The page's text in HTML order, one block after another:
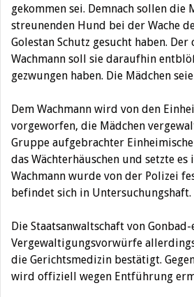
gekommen sei. Demnach sollen die
streunenden Hund bei der Wache
Golestan Schutz gesucht haben.
Wachmann soll sie daraufhin
gezwungen haben. Die Mädchen
Dem Wachmann wird von den
vorgeworfen, die Mädchen
Gruppe aufgebrachter
das Wächterhäuschen und setzte es
Wachmann wurde von der Polizei
befindet sich in Untersuchungshaft.
Die Staatsanwaltschaft von
Vergewaltigungsvorwürfe
die Gerichtsmedizin bestätigt.
wird offiziell wegen Entführung